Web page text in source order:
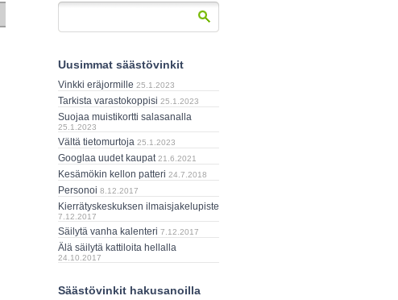
Uusimmat säästövinkit
Vinkki eräjormille 25.1.2023
Tarkista varastokoppisi 25.1.2023
Suojaa muistikortti salasanalla
25.1.2023
Vältä tietomurtoja 25.1.2023
Googlaa uudet kaupat 21.6.2021
Kesämökin kellon patteri 24.7.2018
Personoi 8.12.2017
Kierrätyskeskuksen ilmaisjakelupiste
7.12.2017
Säilytä vanha kalenteri 7.12.2017
Älä säilytä kattiloita hellalla
24.10.2017
Säästövinkit hakusanoilla